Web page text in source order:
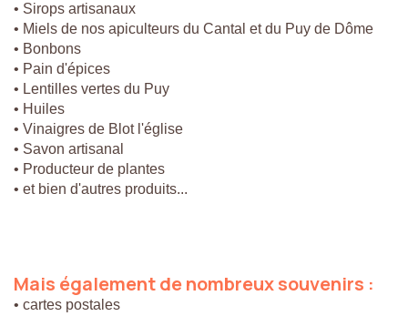
• Sirops artisanaux
• Miels de nos apiculteurs du Cantal et du Puy de Dôme
• Bonbons
• Pain d'épices
• Lentilles vertes du Puy
• Huiles
• Vinaigres de Blot l'église
• Savon artisanal
• Producteur de plantes
• et bien d'autres produits...
Mais égalementdenombreuxsouvenirs :
• cartes postales